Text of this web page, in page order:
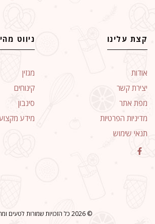
קצת עלינו
אודות
יצירת קשר
מפת אתר
מדיניות הפרטיות
תנאי שימוש
ניווט
מגזין
קינוחים
סינבון
מידע
© 2026 כל הזכויות שמורות לטעים ומתוק